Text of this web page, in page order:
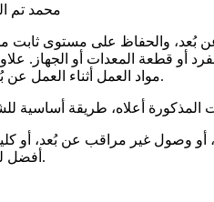
محمد تم
بُعد، والحفاظ على مستوى ثابت
قطعة المعدات أو الجهاز.
مواد العمل أثناء العمل عن بُعد قد تعززت بشكل أكبر بسبب ظهور الجائحة العالمية.
غير مراقب عن بُعد، أو
أفضل للاختيار. بالإضافة إلى ذلك، تم إدراج أفضل البرامج أيضاً.